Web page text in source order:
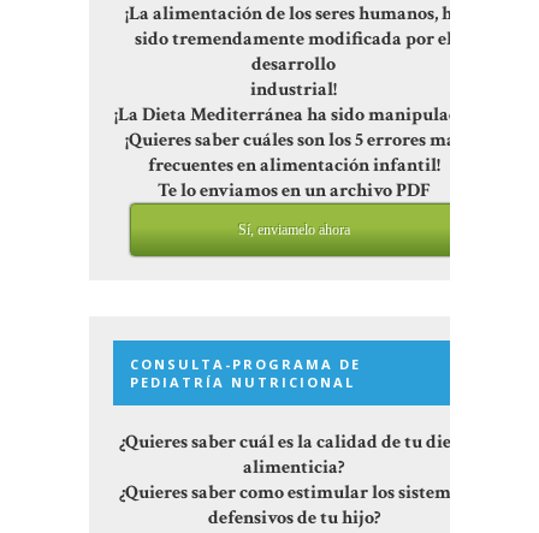
¡La alimentación de los seres humanos, ha
sido tremendamente modificada por el
desarrollo
industrial!
¡La Dieta Mediterránea ha sido manipulada!
¡Quieres saber cuáles son los 5 errores más
frecuentes en alimentación infantil!
Te lo enviamos en un archivo PDF
Sí, enviamelo ahora
CONSULTA-PROGRAMA DE
PEDIATRÍA NUTRICIONAL
¿Quieres saber cuál es la calidad de tu dieta
alimenticia?
¿Quieres saber como estimular los sistemas
defensivos de tu hijo?